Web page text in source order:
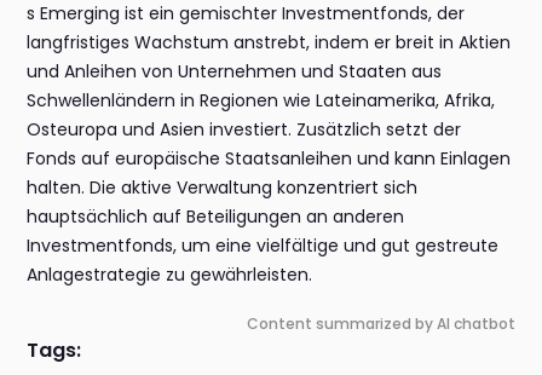
s Emerging ist ein gemischter Investmentfonds, der
langfristiges Wachstum anstrebt, indem er breit in Aktien
und Anleihen von Unternehmen und Staaten aus
Schwellenländern in Regionen wie Lateinamerika, Afrika,
Osteuropa und Asien investiert. Zusätzlich setzt der
Fonds auf europäische Staatsanleihen und kann Einlagen
halten. Die aktive Verwaltung konzentriert sich
hauptsächlich auf Beteiligungen an anderen
Investmentfonds, um eine vielfältige und gut gestreute
Anlagestrategie zu gewährleisten.
Content summarized by AI chatbot
Tags: